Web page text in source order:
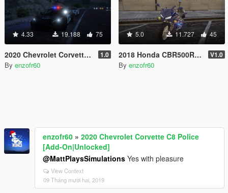
4.33 19.188 75
2020 Chevrolet Corvette C8 Police [Add-On|Unlocked] 1.0
By enzofr60
5.0 11.727 45
2018 Honda CBR500R Gendarmerie [ADD-ON|REMPLACE|TEMPLATE|COMP-LSPDFR] V1.0
By enzofr60
enzofr60 » 2020 Chevrolet Corvette C8 Police
[Add-On|Unlocked]
@MattPlaysSimulations Yes with pleasure
View Context
09 Tháng mười hai, 2019